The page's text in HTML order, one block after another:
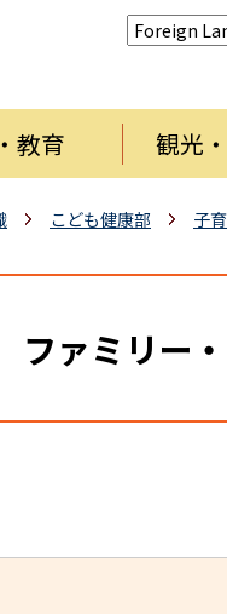
教育 観光
こども健康部 子
ファミリー